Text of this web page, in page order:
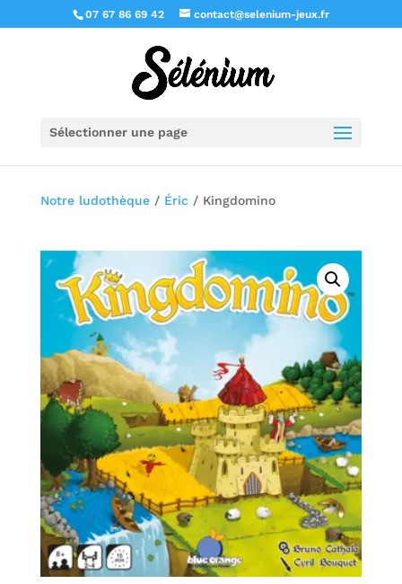
07 67 86 69 42 contact@selenium-jeux.fr
Sélectionner une page
Notre ludothèque/ Éric / Kingdomino